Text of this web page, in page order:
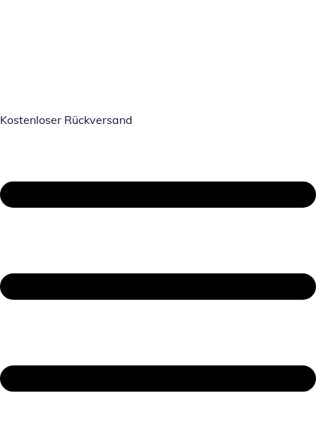
Kostenloser Rückversand